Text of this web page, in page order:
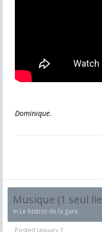
Dominique.
Musique (1 seul
in Le bistrot de la gare
Posted January 7